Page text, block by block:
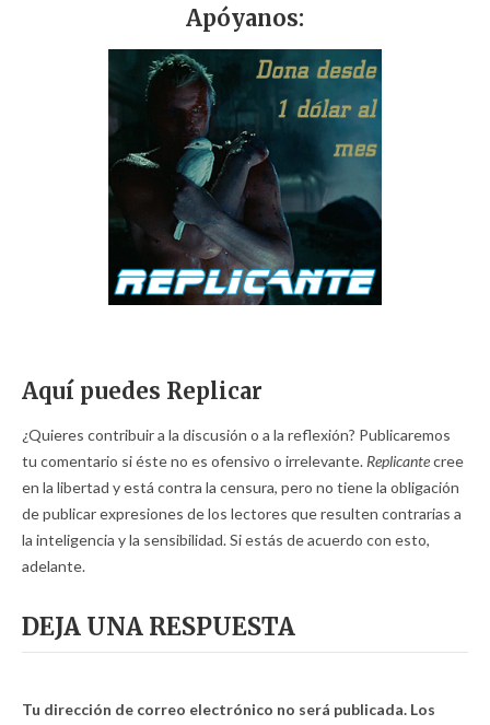
Apóyanos:
Aquí puedes Replicar
¿Quieres contribuir a la discusión o a la reflexión? Publicaremos
tu comentario si éste no es ofensivo o irrelevante. Replicantecree
en la libertad y está contra la censura, pero no tiene la obligación
de publicar expresiones de los lectores que resulten contrarias a
la inteligencia y la sensibilidad. Si estás de acuerdo con esto,
adelante.
DEJA UNA RESPUESTA
Tu dirección de correo electrónico no será publicada. Los